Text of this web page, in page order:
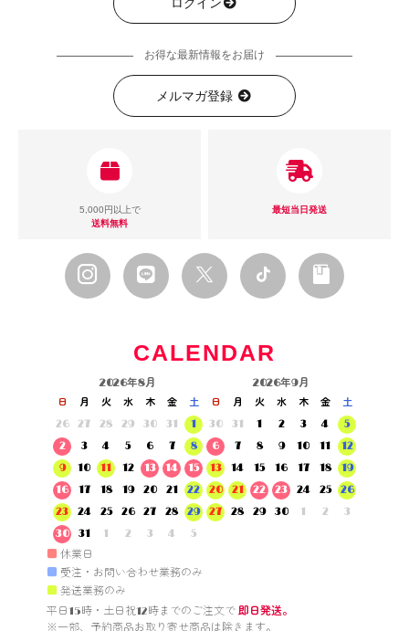
ログイン
お得な最新情報をお届け
メルマガ登録
5,000円以上で
送料無料
最短当日発送
CALENDAR
2026年8月
日 月 火 水 木 金
土
26
27 28 29 30 31
1
2
3 4 5 6 7
8
9
10 11 12 13 14
15
16
17 18 19 20 21
22
23
24 25 26 27 28
29
30
31 1 2 3 4 5
2026年9月
日 月 火 水 木 金
土
30
31 1 2 3 4
5
6
7 8 9 10 11
12
13
14 15 16 17 18
19
20
21 22 23 24 25
26
27
28 29 30 1 2 3
■ 休業日
■ 受注・お問い合わせ業務のみ
■ 発送業務のみ
平日15時・土日祝12時までのご注文で 即日発送。
※一部、予約商品お取り寄せ商品は除きます。